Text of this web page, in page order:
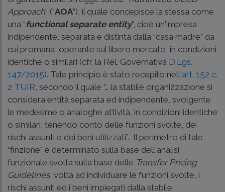
Approach” (“AOA”), il quale concepisce la stessa come
una “functional separate entity”, cioè un'impresa
indipendente, separata e distinta dalla “casa madre” da
cui promana, operante sul libero mercato, in condizioni
identiche o similari (cfr. la Rel. Governativa D.Lgs.
147/2015). Tale principio è stato recepito nell'art. 152 c.
2 TUIR , secondo il quale “… la stabile organizzazione si
considera entità separata ed indipendente, svolgente
le medesime o analoghe attività, in condizioni identiche
o similari, tenendo conto delle funzioni svolte, dei
rischi assunti e dei beni utilizzati”. Il perimetro di tale
“finzione” è determinato sulla base dell'analisi
funzionale svolta sulla base delle Transfer Pricing
Guidelines, volta ad individuare le funzioni svolte, i
rischi assunti ed i beni impiegati dalla stabile